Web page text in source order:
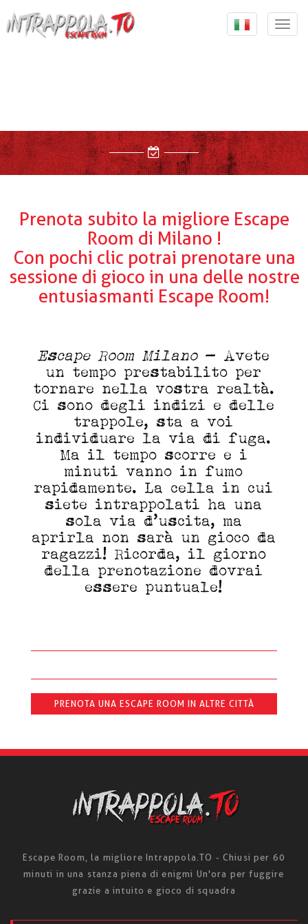
"Organization", "url": "https://intrappola.to", "logo":
"https://intrappola.to/assets/img/
Prenota subito la migliore Escape
Room di Milano !
Con pochi clic potrai prenotare una
sessione di gioco in una delle nostre
entusiasmanti Escape Room!
Escape Room Milano - Avete
un tempo prestabilito per
tornare nella vostra realtà.
Ci sono degli indizi e delle
trappole, sta a voi
individuare la via di fuga.
Ma il tempo scorre e i
minuti vanno in fumo
rapidamente. La cella in cui
siete intrappolati ha una
sola via d’uscita, ma
aprirla non sarà un gioco da
ragazzi! Ricorda, il giorno
della prenotazione dovrai
essere puntuale!
PRENOTA UNA ESCAPE ROOM IN ALTRE CITTÀ
Escape Room, la migliore Intrappola.TO - Chiusi per 60
minuti in una stanza piena di enigmi Un'ora per fuggire
grazie a intuito e gioco di squadra